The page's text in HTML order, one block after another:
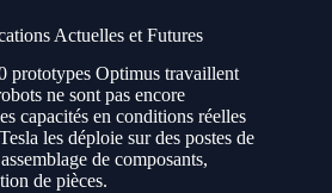
Actuelles et Futures
prototypes Optimus travaillent
ne sont pas encore
capacités en conditions réelles
les déploie sur des postes de
de composants,
de pièces.